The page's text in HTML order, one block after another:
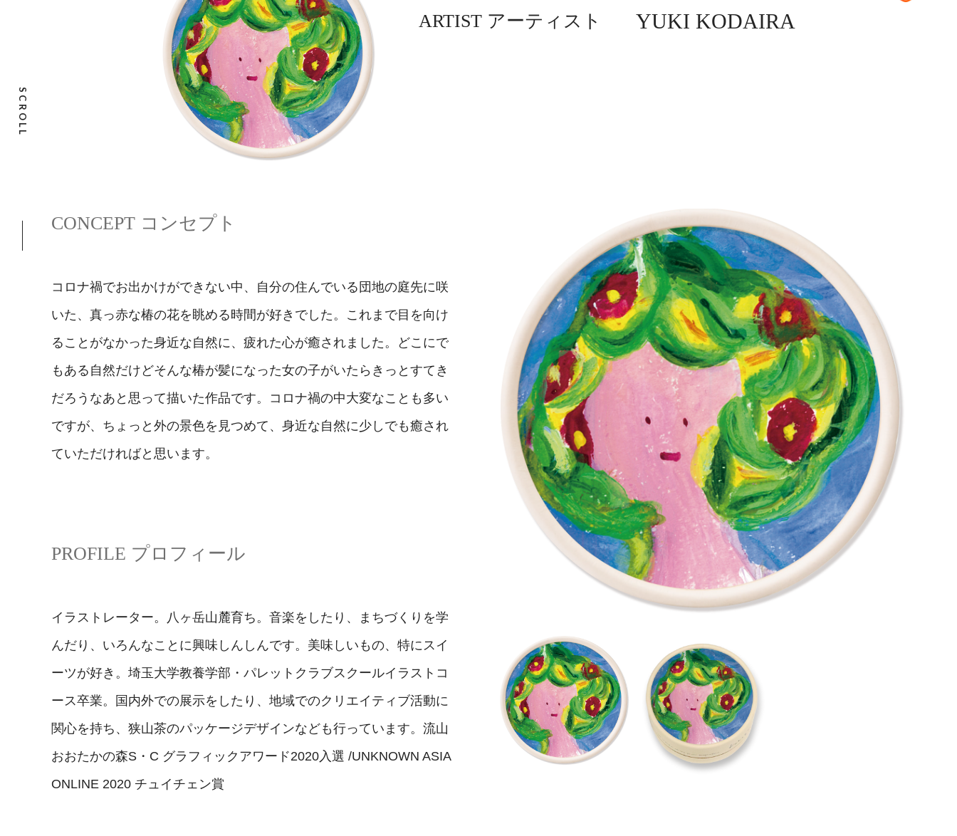
SCROLL
ARTIST アーティスト YUKI KODAIRA
CONCEPT コンセプト
コロナ禍でお出かけができない中、自分の住んでいる団地の庭先に咲
いた、真っ赤な椿の花を眺める時間が好きでした。これまで目を向け
ることがなかった身近な自然に、疲れた心が癒されました。どこにで
もある自然だけどそんな椿が髪になった女の子がいたらきっとすてき
だろうなあと思って描いた作品です。コロナ禍の中大変なことも多い
ですが、ちょっと外の景色を見つめて、身近な自然に少しでも癒され
ていただければと思います。
PROFILE プロフィール
イラストレーター。八ヶ岳山麓育ち。音楽をしたり、まちづくりを学
んだり、いろんなことに興味しんしんです。美味しいもの、特にスイ
ーツが好き。埼玉大学教養学部・パレットクラブスクールイラストコ
ース卒業。国内外での展示をしたり、地域でのクリエイティブ活動に
関心を持ち、狭山茶のパッケージデザインなども行っています。流山
おおたかの森S・C グラフィックアワード2020入選 /UNKNOWN ASIA
ONLINE 2020 チュイチェン賞